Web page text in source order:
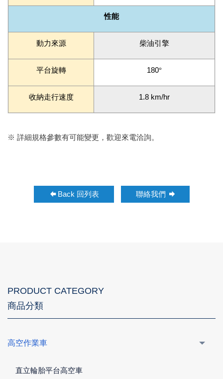
性能
動力來源 柴油引擎
平台旋轉 180°
收納走行速度 1.8 km/hr
※ 詳細規格參數有可能變更，歡迎來電洽詢。
Back 回列表 聯絡我們
PRODUCT CATEGORY
商品分類
高空作業車
直立輪胎平台高空車